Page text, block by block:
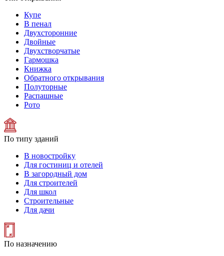
Купе
В пенал
Двухсторонние
Двойные
Двухстворчатые
Гармошка
Книжка
Обратного открывания
Полуторные
Распашные
Рото
По типу зданий
В новостройку
Для гостиниц и отелей
В загородный дом
Для строителей
Для школ
Строительные
Для дачи
По назначению